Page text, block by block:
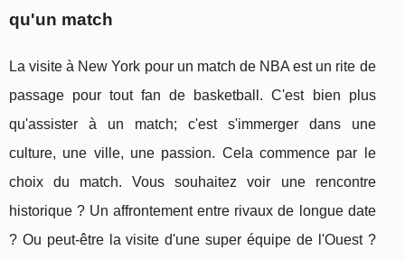
qu'un match
La visite à New York pour un match de NBA est un rite de
passage pour tout fan de basketball. C'est bien plus
qu'assister à un match; c'est s'immerger dans une
culture, une ville, une passion. Cela commence par le
choix du match. Vous souhaitez voir une rencontre
historique ? Un affrontement entre rivaux de longue date
? Ou peut-être la visite d'une super équipe de l'Ouest ?